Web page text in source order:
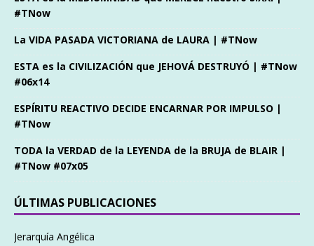
#TNow
La VIDA PASADA VICTORIANA de LAURA | #TNow
ESTA es la CIVILIZACIÓN que JEHOVÁ DESTRUYÓ | #TNow
#06x14
ESPÍRITU REACTIVO DECIDE ENCARNAR POR IMPULSO |
#TNow
TODA la VERDAD de la LEYENDA de la BRUJA de BLAIR |
#TNow #07x05
ÚLTIMAS PUBLICACIONES
Jerarquía Angélica